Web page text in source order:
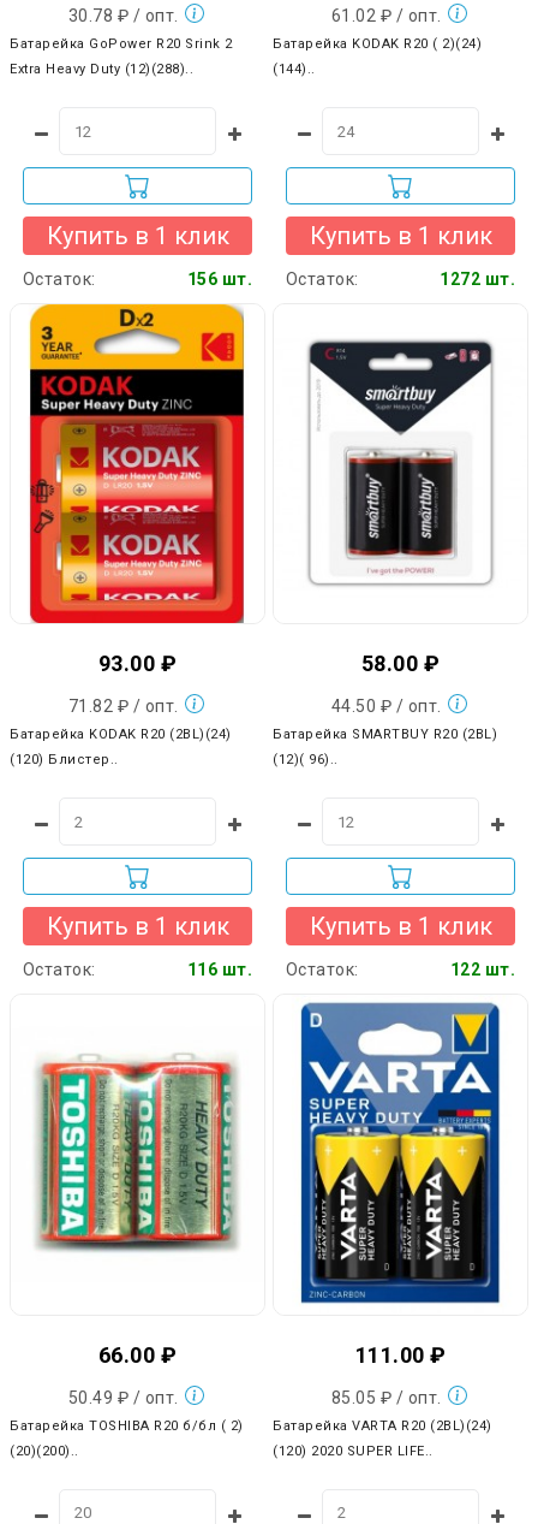
30.78 ₽ / опт.
Батарейка GoPower R20 Srink 2
Extra Heavy Duty (12)(288)..
Купить в 1 клик
Остаток: 156 шт.
61.02 ₽ / опт.
Батарейка KODAK R20 ( 2)(24)
(144)..
Купить в 1 клик
Остаток: 1272 шт.
93.00 ₽
71.82 ₽ / опт.
Батарейка KODAK R20 (2BL)(24)
(120) Блистер..
Купить в 1 клик
Остаток: 116 шт.
58.00 ₽
44.50 ₽ / опт.
Батарейка SMARTBUY R20 (2BL)
(12)( 96)..
Купить в 1 клик
Остаток: 122 шт.
66.00 ₽
50.49 ₽ / опт.
Батарейка TOSHIBA R20 б/бл ( 2)
(20)(200)..
111.00 ₽
85.05 ₽ / опт.
Батарейка VARTA R20 (2BL)(24)
(120) 2020 SUPER LIFE..